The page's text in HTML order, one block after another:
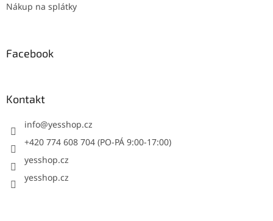
Nákup na splátky
Facebook
Kontakt
info@yesshop.cz
+420 774 608 704 (PO-PÁ 9:00-17:00)
yesshop.cz
yesshop.cz